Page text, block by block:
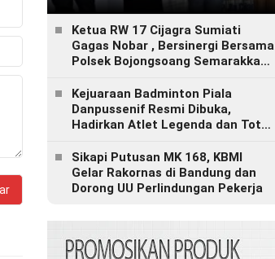
Ketua RW 17 Cijagra Sumiati
Gagas Nobar , Bersinergi Bersama
Polsek Bojongsoang Semarakkan
Kejuaraan Badminton Piala
Danpussenif Resmi Dibuka,
Hadirkan Atlet Legenda dan Total
Sikapi Putusan MK 168, KBMI
Gelar Rakornas di Bandung dan
Dorong UU Perlindungan Pekerja